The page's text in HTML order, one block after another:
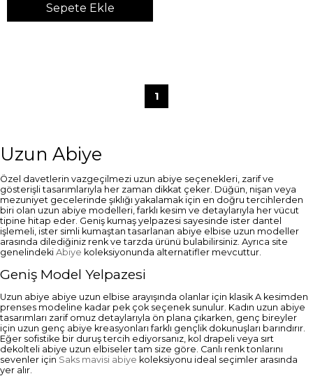
Sepete Ekle
1
Uzun Abiye
Özel davetlerin vazgeçilmezi uzun abiye seçenekleri, zarif ve
gösterişli tasarımlarıyla her zaman dikkat çeker. Düğün, nişan veya
mezuniyet gecelerinde şıklığı yakalamak için en doğru tercihlerden
biri olan uzun abiye modelleri, farklı kesim ve detaylarıyla her vücut
tipine hitap eder. Geniş kumaş yelpazesi sayesinde ister dantel
işlemeli, ister simli kumaştan tasarlanan abiye elbise uzun modeller
arasında dilediğiniz renk ve tarzda ürünü bulabilirsiniz. Ayrıca site
genelindeki Abiye koleksiyonunda alternatifler mevcuttur.
Geniş Model Yelpazesi
Uzun abiye abiye uzun elbise arayışında olanlar için klasik A kesimden
prenses modeline kadar pek çok seçenek sunulur. Kadın uzun abiye
tasarımları zarif omuz detaylarıyla ön plana çıkarken, genç bireyler
için uzun genç abiye kreasyonları farklı gençlik dokunuşları barındırır.
Eğer sofistike bir duruş tercih ediyorsanız, kol drapeli veya sırt
dekolteli abiye uzun elbiseler tam size göre. Canlı renk tonlarını
sevenler için Saks mavisi abiye koleksiyonu ideal seçimler arasında
yer alır.